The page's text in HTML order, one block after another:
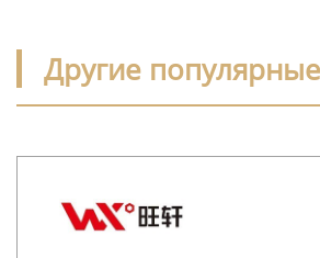
Другие